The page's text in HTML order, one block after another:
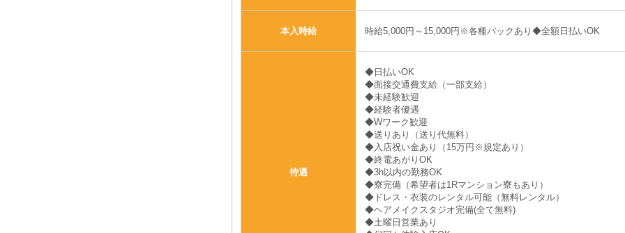
本入時給 時給5,000円～15,000円※各種バックあり◆全額日払いOK
待遇
◆日払いOK
◆面接交通費支給（一部支給）
◆未経験歓迎
◆経験者優遇
◆Wワーク歓迎
◆送りあり（送り代無料）
◆入店祝い金あり（15万円※規定あり）
◆終電あがりOK
◆3h以内の勤務OK
◆寮完備（希望者は1Rマンション寮もあり）
◆ドレス・衣装のレンタル可能（無料レンタル）
◆ヘアメイクスタジオ完備(全て無料)
◆土曜日営業あり